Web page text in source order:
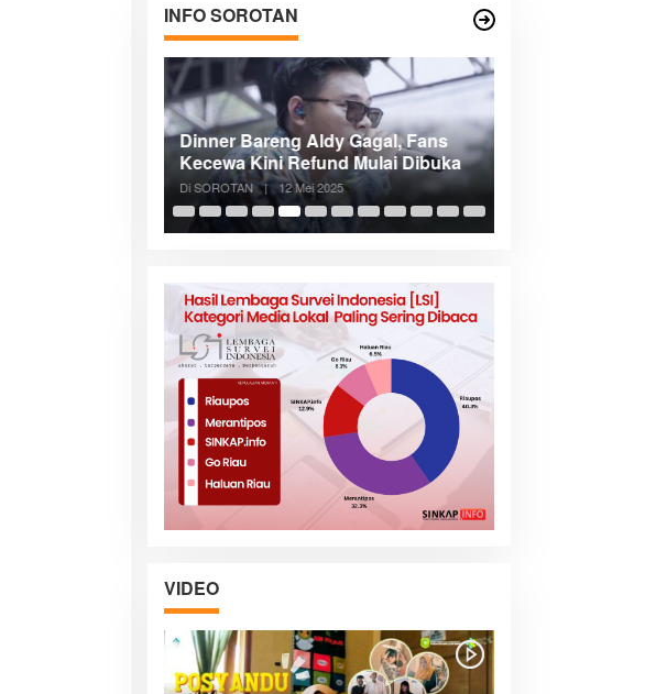
INFO SOROTAN
Dinner Bareng Aldy Gagal, Fans
Kecewa Kini Refund Mulai Dibuka
Di SOROTAN | 12 Mei 2025
VIDEO